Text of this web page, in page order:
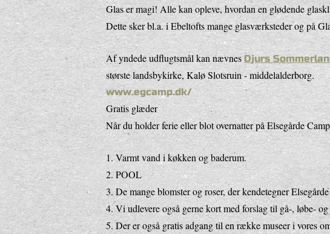
Glas er magi! Alle kan opleve, hvordan en glødende
Dette sker bl.a. i Ebeltofts mange glasværksteder og på
Af yndede udflugtsmål kan nævnesDjurs
største landsbykirke, Kalø Slotsruin - middelalderborg.
www.egcamp.dk/
Gratis glæder
Når du holder ferie eller blot overnatter på Elsegårde
1. Varmt vand i køkken og baderum.
2. POOL
3. De mange blomster og roser, der kendetegner
4. Vi udlevere også gerne kort med forslag til gå-, løbe-
5. Der er også gratis adgang til en række museer i vores